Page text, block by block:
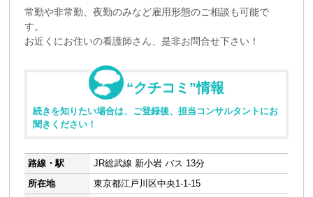
常勤や非常勤、夜勤のみなど雇用形態のご相談も可能で
す。
お近くにお住いの看護師さん、是非お問合せ下さい！
“クチコミ”情報
続きを知りたい場合は、ご登録後、担当コンサルタントにお
聞きください！
路線・駅
JR総武線 新小岩 バス 13分
所在地
東京都江戸川区中央1-1-15